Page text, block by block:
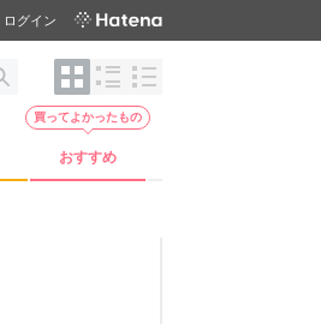
ログイン
おすすめ
買ってよかったもの